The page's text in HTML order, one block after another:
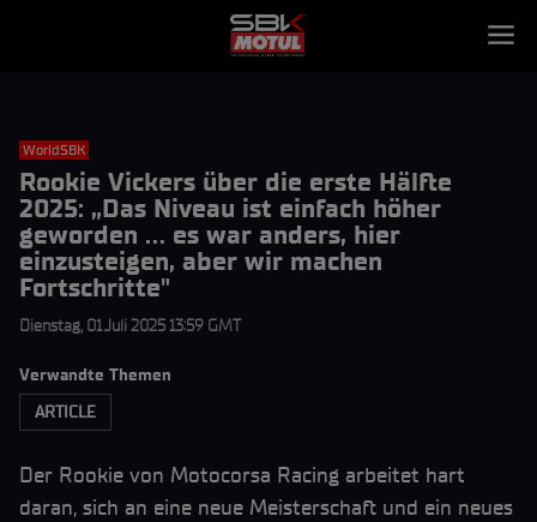
WorldSBK
Rookie Vickers über die erste Hälfte
2025: „Das Niveau ist einfach höher
geworden ... es war anders, hier
einzusteigen, aber wir machen
Fortschritte"
Dienstag, 01 Juli 2025 13:59 GMT
Verwandte Themen
ARTICLE
Der Rookie von Motocorsa Racing arbeitet hart
daran, sich an eine neue Meisterschaft und ein neues